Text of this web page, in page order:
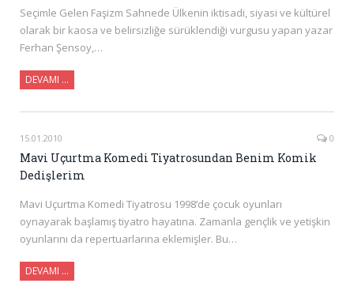
Seçimle Gelen Faşizm Sahnede Ülkenin iktisadi, siyasi ve kültürel
olarak bir kaosa ve belirsizliğe sürüklendiği vurgusu yapan yazar
Ferhan Şensoy,…
DEVAMI …
15.01.2010 0
Mavi Uçurtma Komedi Tiyatrosundan Benim Komik
Dedişlerim
Mavi Uçurtma Komedi Tiyatrosu 1998’de çocuk oyunları
oynayarak başlamış tiyatro hayatına. Zamanla gençlik ve yetişkin
oyunlarını da repertuarlarına eklemişler. Bu…
DEVAMI …